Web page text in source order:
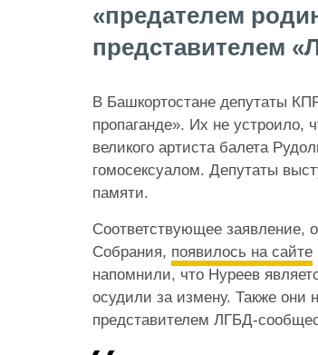
«предателем
представителем
В Башкортостане депутаты
пропаганде». Их не устроило,
великого артиста балета
гомосексуалом. Депутаты
памяти.
Соответствующее заявление,
Собрания, появилось на сайте
напомнили, что Нуреев
осудили за измену. Также они
представителем ЛГБД-